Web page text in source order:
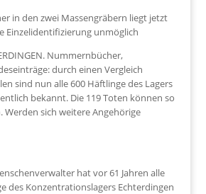
in den zwei Massengräbern liegt jetzt
Einzelidentifizierung unmöglich
Nummernbücher,
durch einen Vergleich
sind nun alle 600 Häftlinge des Lagers
bekannt. Die 119 Toten können so
sich weitere Angehörige
hat vor 61 Jahren alle
des Konzentrationslagers Echterdingen